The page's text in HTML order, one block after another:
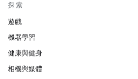
探索
遊戲
機器學習
健康與健身
相機與媒體